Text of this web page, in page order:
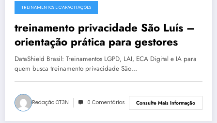
TREINAMENTOS E CAPACITAÇÕES
treinamento privacidade São Luís –
orientação prática para gestores
DataShield Brasil: Treinamentos LGPD, LAI, ECA Digital e IA para
quem busca treinamento privacidade São…
Redação OT3N 0 Comentários Consulte Mais Informação